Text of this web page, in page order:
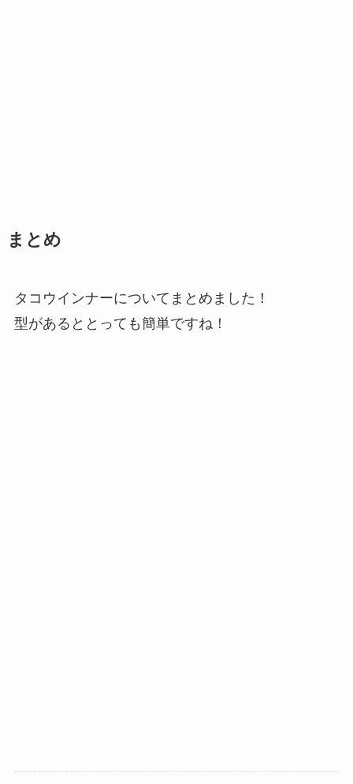
まとめ
タコウインナーについてまとめました！
型があるととっても簡単ですね！